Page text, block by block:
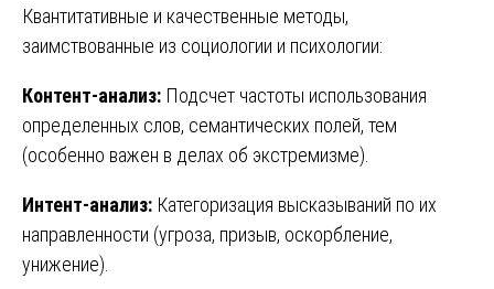
Квантитативные и качественные методы,
заимствованные из социологии и психологии:
Контент-анализ: Подсчет частоты использования
определенных слов, семантических полей, тем
(особенно важен в делах об экстремизме).
Интент-анализ: Категоризация высказываний по их
направленности (угроза, призыв, оскорбление,
унижение).